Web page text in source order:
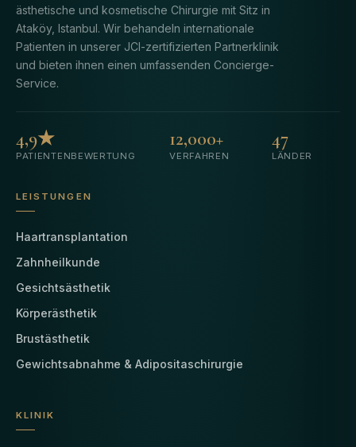
ästhetische und kosmetische Chirurgie mit Sitz in
Ataköy, Istanbul. Wir behandeln internationale
Patienten in unserer JCI-zertifizierten Partnerklinik
und bieten ihnen einen umfassenden Concierge-
Service.
4,9★
PATIENTENBEWERTUNG
12,000+
VERFAHREN
47
LÄNDER
LEISTUNGEN
Haartransplantation
Zahnheilkunde
Gesichtsästhetik
Körperästhetik
Brustästhetik
Gewichtsabnahme & Adipositaschirurgie
KLINIK